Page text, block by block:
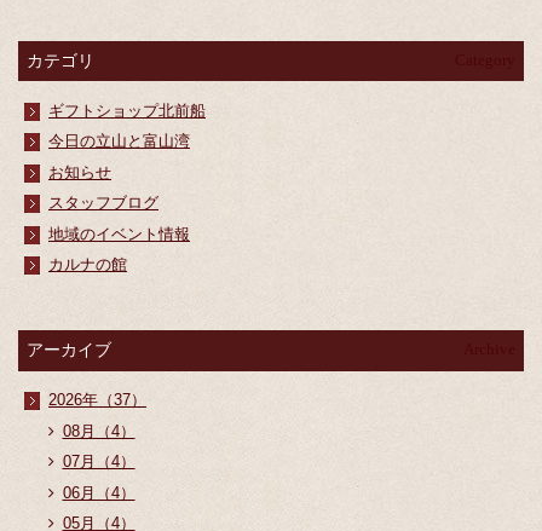
カテゴリ
ギフトショップ北前船
今日の立山と富山湾
お知らせ
スタッフブログ
地域のイベント情報
カルナの館
アーカイブ
2026年（37）
08月（4）
07月（4）
06月（4）
05月（4）